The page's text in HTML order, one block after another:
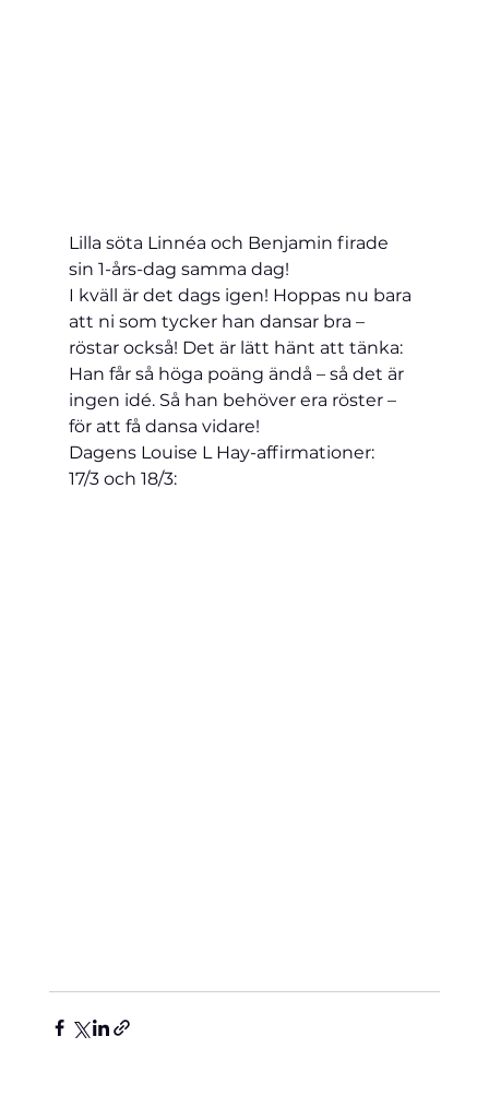
Lilla söta Linnéa och Benjamin firade
sin 1-års-dag samma dag!
I kväll är det dags igen! Hoppas nu bara
att ni som tycker han dansar bra –
röstar också! Det är lätt hänt att tänka:
Han får så höga poäng ändå – så det är
ingen idé. Så han behöver era röster –
för att få dansa vidare!
Dagens Louise L Hay-affirmationer:
17/3 och 18/3: